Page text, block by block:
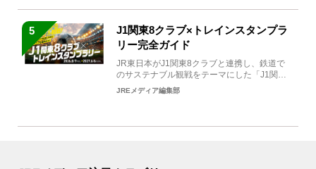
5
J1関東8クラブ×トレインスタンプラ
リー完全ガイド
JR東日本がJ1関東8クラブと連携し、鉄道で
のサステナブル観戦をテーマにした「J1関東8
クラブ×トレイン...
JREメディア編集部